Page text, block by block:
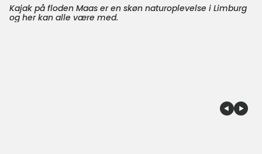
Kajak på floden Maas er en skøn naturoplevelse i Limburg
og her kan alle være med.